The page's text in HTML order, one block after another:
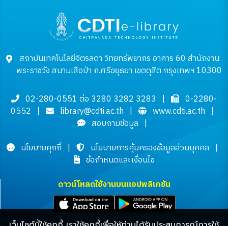
สถาบันเทคโนโลยีจิตรลดา วิทยทรัพยากร อาคาร 60 สำนักงาน
พระราชวัง สนามเสือป่า ถ.ศรีอยุธยา เขตดุสิต กรุงเทพฯ 10300
02-280-0551 ต่อ 3280 3282 3283 |
0-2280-
0552 | library@cdti.ac.th | www.cdti.ac.th |
สอบถามข้อมูล |
นโยบายคุกกี้ | นโยบายการคุ้มครองข้อมูลส่วนบุคคล |
ข้อกำหนดและเงื่อนไข
ดาวน์โหลดใช้งานบนแอปพลิเคชัน